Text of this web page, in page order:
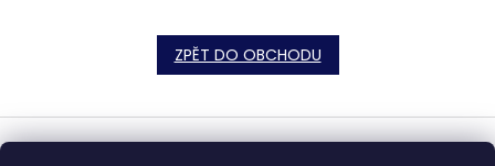
ZPĚT DO OBCHODU
Z
á